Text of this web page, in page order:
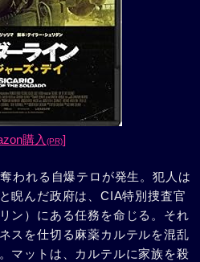
購入 (PR)]
われる自爆テロが発生。犯人は
睨んだ政府は、CIA特別捜査官
ン）にある任務を命じる。それ
スを仕切る麻薬カルテルを混乱
マットは、カルテルに家族を殺